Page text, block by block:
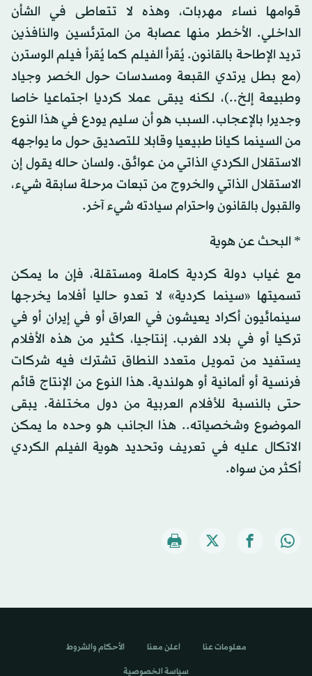
قوامها نساء مهربات، وهذه لا تتعاطى في الشأن
الداخلي. الأخطر منها عصابة من المترئسين والنافذين
تريد الإطاحة بالقانون. يُقرأ الفيلم كما يُقرأ فيلم الوسترن
(مع بطل يرتدي القبعة ومسدسات حول الخصر وجياد
وطبيعة إلخ..)، لكنه يبقى عملا كرديا اجتماعيا خاصا
وجديرا بالإعجاب. السبب هو أن سليم يودع في هذا النوع
من السينما كيانا طبيعيا وقابلا للتصديق حول ما يواجهه
الاستقلال الكردي الذاتي من عوائق. ولسان حاله يقول إن
الاستقلال الذاتي والخروج من تبعات مرحلة سابقة شيء،
والقبول بالقانون واحترام سيادته شيء آخر.
* البحث عن هوية
مع غياب دولة كردية كاملة ومستقلة، فإن ما يمكن
تسميتها «سينما كردية» لا تعدو حاليا أفلاما يخرجها
سينمائيون أكراد يعيشون في العراق أو في إيران أو في
تركيا أو في بلاد الغرب. إنتاجيا، كثير من هذه الأفلام
يستفيد من تمويل متعدد النطاق تشترك فيه شركات
فرنسية أو ألمانية أو هولندية. هذا النوع من الإنتاج قائم
حتى بالنسبة للأفلام العربية من دول مختلفة. يبقى
الموضوع وشخصياته.. هذا الجانب هو وحده ما يمكن
الاتكال عليه في تعريف وتحديد هوية الفيلم الكردي
أكثر من سواه.
معلومات عنا اعلن معنا الأحكام والشروط
سياسة الخصوصية